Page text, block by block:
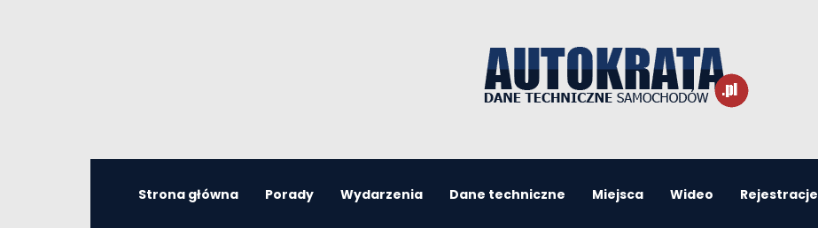
Strona główna Porady Wydarzenia Dane techniczne Miejsca Wideo Rejestracje